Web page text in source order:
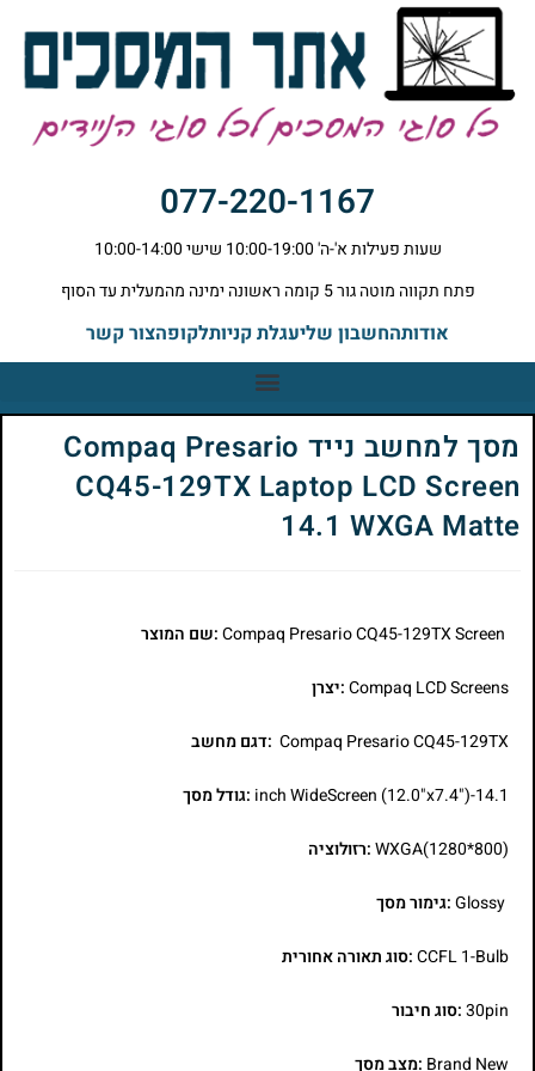
077-220-1167
שעות פעילות א'-ה' 10:00-19:00 שישי 10:00-14:00
פתח תקווה מוטה גור 5 קומה ראשונה ימינה מהמעלית עד הסוף
אודותהחשבון שליעגלת קניותלקופהצור קשר
מסך למחשב נייד Compaq Presario
CQ45-129TX Laptop LCD Screen
14.1 WXGA Matte
:שם המוצר
Compaq LCD Screens:יצרן
Compaq Presario CQ45-129TX :דגם מחשב
14.1-inch WideScreen (12.0"x7.4") :גודל מסך
WXGA(1280*800):רזולוציה
Glossy:גימור מסך
CCFL 1-Bulb:סוג תאורה אחורית
30pin:סוג חיבור
Brand New :מצב מסך